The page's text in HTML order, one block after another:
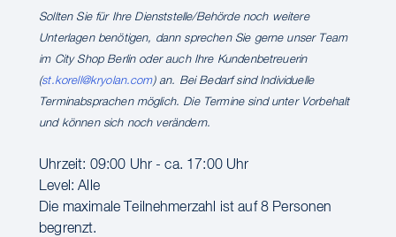
Sollten Sie für Ihre Dienststelle/Behörde noch weitere
Unterlagen benötigen, dann sprechen Sie gerne unser Team
im City Shop Berlin oder auch Ihre Kundenbetreuerin
(st.korell@kryolan.com) an. Bei Bedarf sind Individuelle
Terminabsprachen möglich. Die Termine sind unter Vorbehalt
und können sich noch verändern.
Uhrzeit: 09:00 Uhr - ca. 17:00 Uhr
Level: Alle
Die maximale Teilnehmerzahl ist auf 8 Personen
begrenzt.